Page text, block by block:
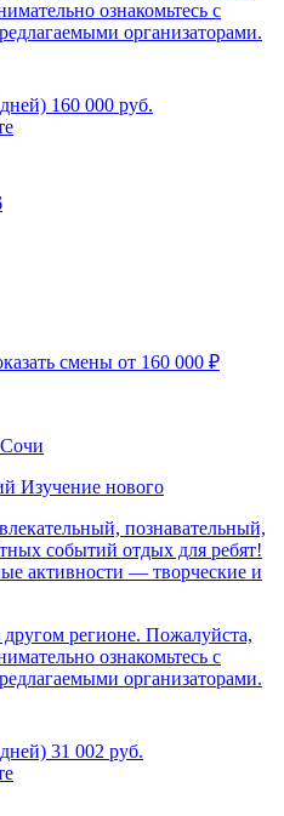
ознакомьтесь с
организаторами.
160 000 руб.
смены от 160 000 ₽
Изучение нового
познавательный,
событий отдых для ребят!
активности — творческие и
другом регионе. Пожалуйста,
ознакомьтесь с
организаторами.
31 002 руб.